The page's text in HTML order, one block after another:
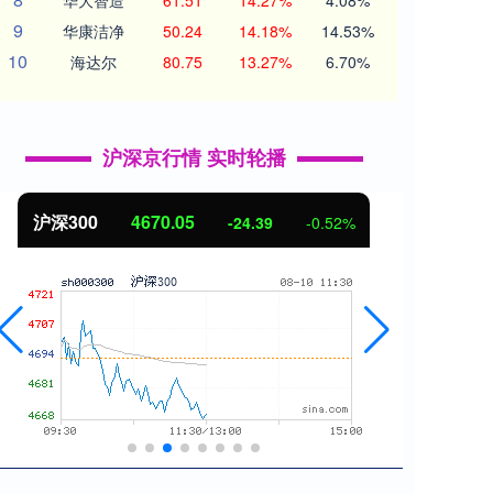
9 华康洁净 50.24 14.18% 14.53%
10 海达尔 80.75 13.27% 6.70%
沪深京行情 实时轮播
沪深300 4670.05 -24.39 -0.52%